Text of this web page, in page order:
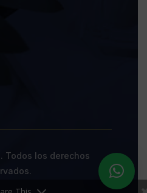
Todos los derechos